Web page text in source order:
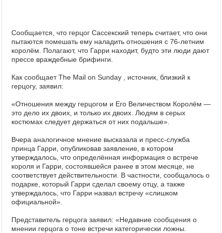
Сообщается, что герцог Сассекский теперь считает, что они
пытаются помешать ему наладить отношения с 76-летним
королём. Полагают, что Гарри находит, будто эти люди дают
прессе враждебные брифинги.
Как сообщает The Mail on Sunday , источник, близкий к
герцогу, заявил:
«Отношения между герцогом и Его Величеством Королём —
это дело их двоих, и только их двоих. Людям в серых
костюмах следует держаться от них подальше».
Вчера аналогичное мнение высказала и пресс-служба
принца Гарри, опубликовав заявление, в котором
утверждалось, что определённая информация о встрече
короля и Гарри, состоявшейся ранее в этом месяце, не
соответствует действительности. В частности, сообщалось о
подарке, который Гарри сделал своему отцу, а также
утверждалось, что Гарри назвал встречу «слишком
официальной».
Представитель герцога заявил: «Недавние сообщения о
мнении герцога о тоне встречи категорически ложны.